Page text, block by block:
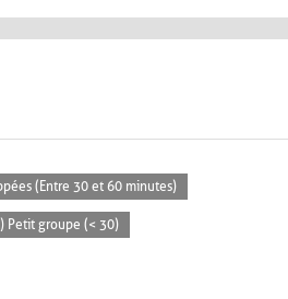
(Entre 30 et 60 minutes)
Petit groupe (< 30)